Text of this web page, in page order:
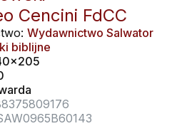
Cencini FdCC
Wydawnictwo Salwator
biblijne